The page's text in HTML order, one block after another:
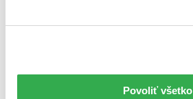
Povoliť všetko